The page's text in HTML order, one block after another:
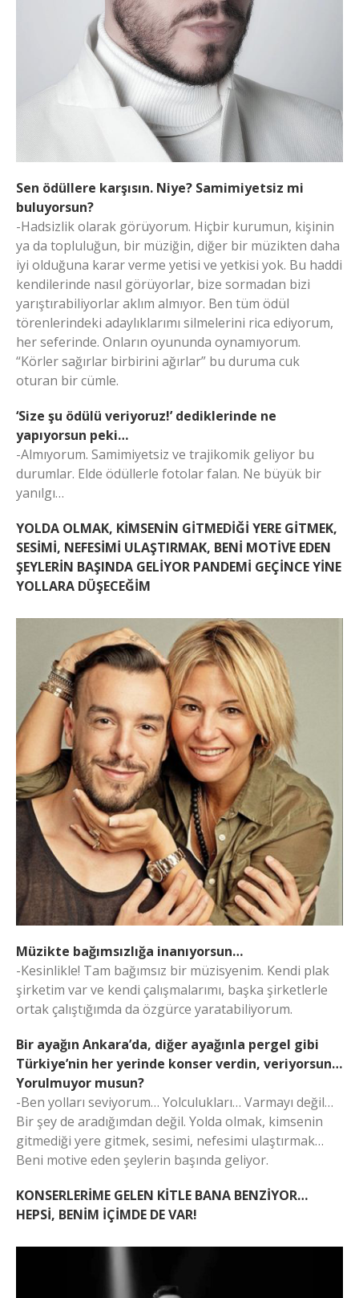
Sen ödüllere karşısın. Niye? Samimiyetsiz mi
buluyorsun?
-Hadsizlik olarak görüyorum. Hiçbir kurumun, kişinin
ya da topluluğun, bir müziğin, diğer bir müzikten daha
iyi olduğuna karar verme yetisi ve yetkisi yok. Bu haddi
kendilerinde nasıl görüyorlar, bize sormadan bizi
yarıştırabiliyorlar aklım almıyor. Ben tüm ödül
törenlerindeki adaylıklarımı silmelerini rica ediyorum,
her seferinde. Onların oyununda oynamıyorum.
“Körler sağırlar birbirini ağırlar” bu duruma cuk
oturan bir cümle.
‘Size şu ödülü veriyoruz!’ dediklerinde ne
yapıyorsun peki…
-Almıyorum. Samimiyetsiz ve trajikomik geliyor bu
durumlar. Elde ödüllerle fotolar falan. Ne büyük bir
yanılgı…
YOLDA OLMAK, KİMSENİN GİTMEDİĞİ YERE GİTMEK,
SESİMİ, NEFESİMİ ULAŞTIRMAK, BENİ MOTİVE EDEN
ŞEYLERİN BAŞINDA GELİYOR PANDEMİ GEÇİNCE YİNE
YOLLARA DÜŞECEĞİM
Müzikte bağımsızlığa inanıyorsun…
-Kesinlikle! Tam bağımsız bir müzisyenim. Kendi plak
şirketim var ve kendi çalışmalarımı, başka şirketlerle
ortak çalıştığımda da özgürce yaratabiliyorum.
Bir ayağın Ankara’da, diğer ayağınla pergel gibi
Türkiye’nin her yerinde konser verdin, veriyorsun…
Yorulmuyor musun?
-Ben yolları seviyorum… Yolculukları… Varmayı değil…
Bir şey de aradığımdan değil. Yolda olmak, kimsenin
gitmediği yere gitmek, sesimi, nefesimi ulaştırmak…
Beni motive eden şeylerin başında geliyor.
KONSERLERİME GELEN KİTLE BANA BENZİYOR…
HEPSİ, BENİM İÇİMDE DE VAR!